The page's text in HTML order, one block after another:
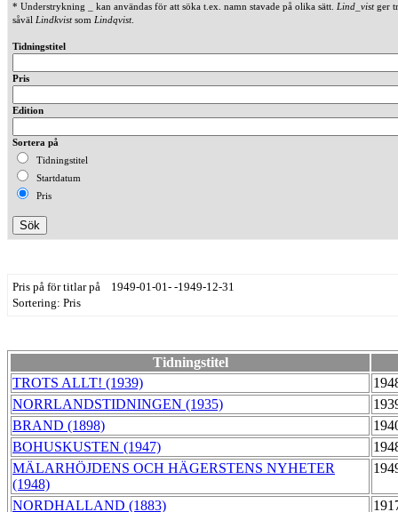
* Understrykning _ kan användas för att söka t.ex. namn stavade på olika sätt. Lind_vistger
såväl Lindkvistsom Lindqvist.
Tidningstitel
Pris
Edition
Sortera på
Tidningstitel
Startdatum
Pris
Pris på för titlar på 1949-01-01- -1949-12-31
Sortering: Pris
Tidningstitel
TROTS ALLT! (1939)
NORRLANDSTIDNINGEN (1935)
BRAND (1898)
BOHUSKUSTEN (1947)
MÄLARHÖJDENS OCH HÄGERSTENS NYHETER
(1948)
NORDHALLAND (1883)